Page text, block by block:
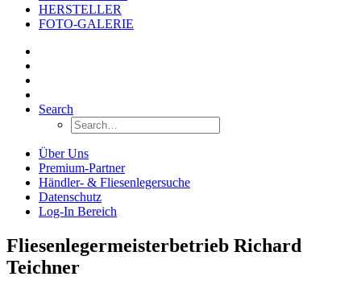
HERSTELLER
FOTO-GALERIE
Search
Über Uns
Premium-Partner
Händler- & Fliesenlegersuche
Datenschutz
Log-In Bereich
Fliesenlegermeisterbetrieb Richard
Teichner